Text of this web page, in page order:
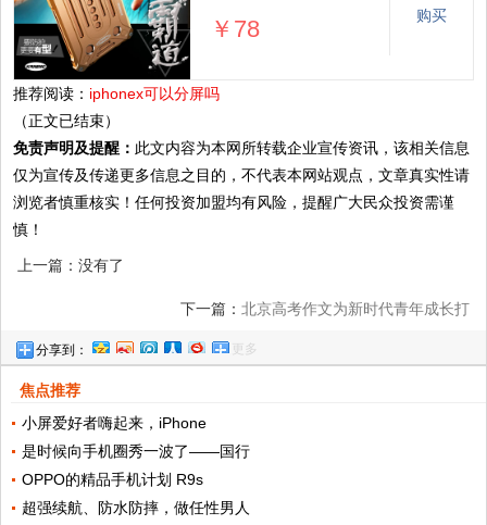
￥78 购买
推荐阅读： iphonex可以分屏吗
（正文已结束）
免责声明及提醒： 此文内容为本网所转载企业宣传资讯，该相关信息
仅为宣传及传递更多信息之目的，不代表本网站观点，文章真实性请
浏览者慎重核实！任何投资加盟均有风险，提醒广大民众投资需谨
慎！
上一篇：没有了
下一篇： 北京高考作文为新时代青年成长打
分享到： 更多
焦点推荐
小屏爱好者嗨起来，iPhone
是时候向手机圈秀一波了——国行
OPPO的精品手机计划 R9s
超强续航、防水防摔，做任性男人